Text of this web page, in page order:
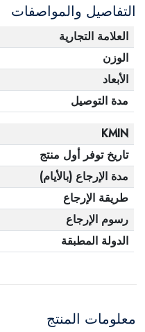
التفاصيل والمواصفات
العلامة التجارية
الوزن
الأبعاد
مدة التوصيل
KMIN
تاريخ توفر أول منتج
مدة الإرجاع (بالأيام)
طريقة الإرجاع
رسوم الإرجاع
الدولة المطبقة
معلومات المنتج